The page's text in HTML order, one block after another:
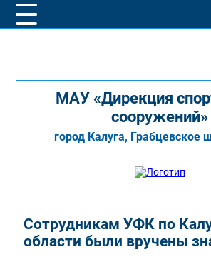
МАУ «Дирекция
сооружений»
город Калуга, Грабцевское
Сотрудникам УФК по
области были вручены